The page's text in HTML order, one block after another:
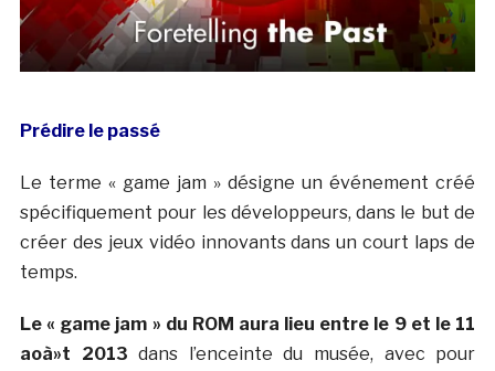
Prédire le passé
Le terme « game jam » désigne un événement créé
spécifiquement pour les développeurs, dans le but de
créer des jeux vidéo innovants dans un court laps de
temps.
Le « game jam » du ROM aura lieu entre le 9 et le 11
aoà»t 2013 dans l’enceinte du musée, avec pour